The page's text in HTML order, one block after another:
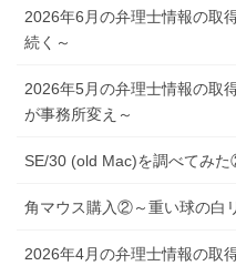
2026年6月の弁理士情報の取
続く～
2026年5月の弁理士情報の取
が事務所変え～
SE/30 (old Mac)を調べてみ
角マウス購入②～重い球の白
2026年4月の弁理士情報の取